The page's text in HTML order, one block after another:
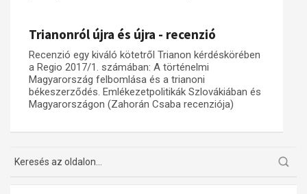
Trianonról újra és újra - recenzió
Recenzió egy kiváló kötetről Trianon kérdéskörében
a Regio 2017/1. számában: A történelmi
Magyarország felbomlása és a trianoni
békeszerződés. Emlékezetpolitikák Szlovákiában és
Magyarországon (Zahorán Csaba recenziója)